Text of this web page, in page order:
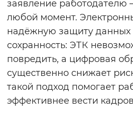
Вернуть
заявление работодателю
любой момент.
надёжную защиту данных
сохранность: ЭТК
повредить, а цифровая
существенно снижает
такой подход помогает
эффективнее вести